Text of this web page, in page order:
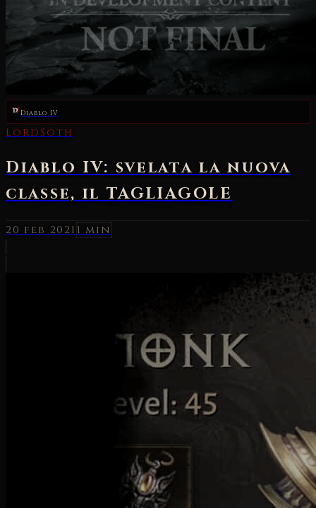
Diablo IV
LordSoth
Diablo IV: svelata la nuova
classe, il TAGLIAGOLE
20 feb 2021 1 min